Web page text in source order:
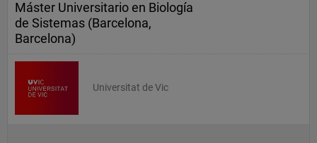
Máster Universitario en Biología
de Sistemas (Barcelona,
Barcelona)
Universitat de Vic